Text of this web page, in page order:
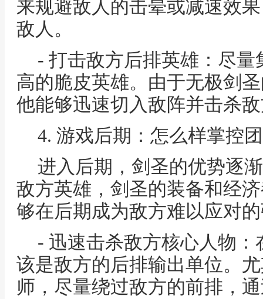
来规避敌人的击晕或减速效
敌人。
- 打击敌方后排英雄：尽
高的脆皮英雄。由于无极剑
他能够迅速切入敌阵并击杀
4. 游戏后期：怎么样掌控
进入后期，剑圣的优势逐
敌方英雄，剑圣的装备和经
够在后期成为敌方难以应对
- 迅速击杀敌方核心人物
该是敌方的后排输出单位。
师，尽量绕过敌方的前排，